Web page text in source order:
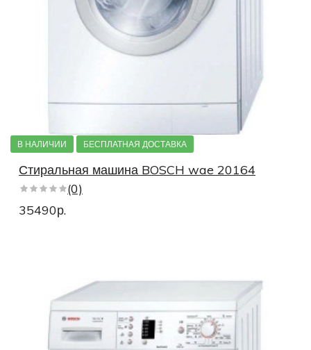
В НАЛИЧИИ БЕСПЛАТНАЯ ДОСТАВКА
Стиральная машина BOSCH wae 20164
(0)
35490р.